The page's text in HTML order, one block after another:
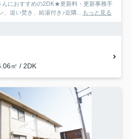
んにおすすめの2DK★更新料・更新事務手
、追い焚き、給湯付き♪近隣... もっと見る
㎡ / 2DK